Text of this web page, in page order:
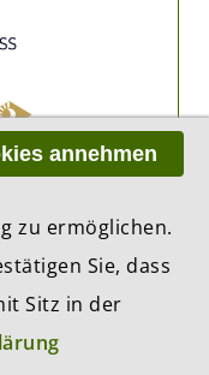
annehmen
zu ermöglichen.
Sie, dass
Sitz in der